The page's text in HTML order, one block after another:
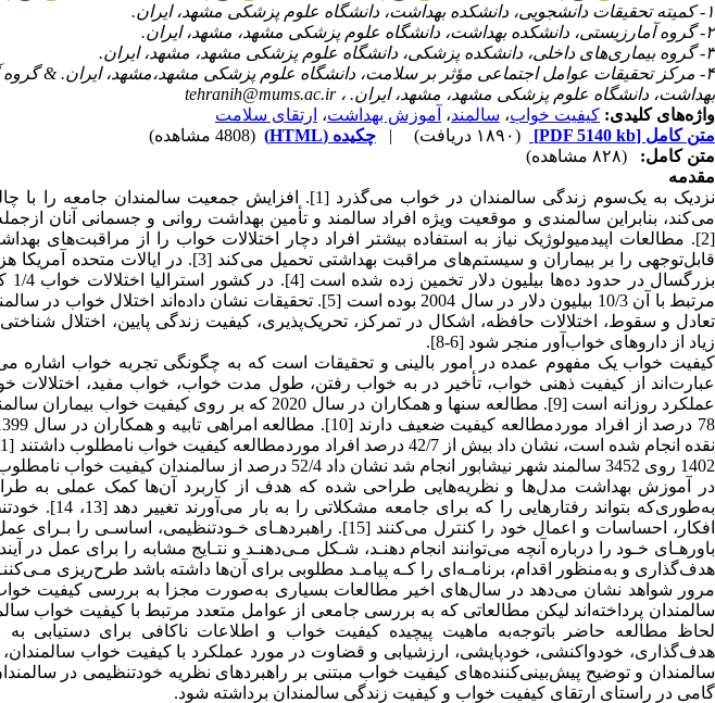
۱- کمیته تحقیقات دانشجویی، دانشکده بهداشت، دانشگاه علوم پزشکی مشهد، ایران.
۲- گروه آمارزیستی، دانشکده بهداشت، دانشگاه علوم پزشکی مشهد، مشهد، ایران.
۳- گروه بیماری‌های داخلی، دانشکده پزشکی، دانشگاه علوم پزشکی مشهد، مشهد، ایران.
۴- مرکز تحقیقات عوامل اجتماعی مؤثر بر سلامت، دانشگاه علوم پزشکی مشهد،مشهد، ایران. &
بهداشت، دانشگاه علوم پزشکی مشهد، مشهد، ایران. ،tehranih@mums.ac.ir
واژه‌های کلیدی: کیفیت خواب، سالمند، آموزش بهداشت، ارتقای سلامت
متن کامل [PDF 5140 kb] (۱۸۹۰ دریافت) | چکیده (HTML)
(4808 مشاهده)
متن کامل:
(۸۲۸ مشاهده)
مقدمه
نزدیک به یک‌سوم زندگی سالمندان در خواب می‌گذرد [1]. افزایش
می‌کند، بنابراین سالمندی و موقعیت ویژه افراد سالمند و تأمین بهداشت روانی و جسمانی آنان
[2]. مطالعات اپیدمیولوژیک نیاز به استفاده بیشتر افراد دچار اختلالات خواب را از مراقبت‌های
قابل‌توجهی را بر بیماران و سیستم‌های مراقبت بهداشتی
مرتبط با آن 10/3 بیلیون دلار در سال 2004 بوده است [5]. تحقیقات
تعادل و سقوط، اختلالات حافظه، اشکال در تمرکز، تحریک‌پذیری، کیفیت زندگی پایین، اختلال
زیاد از داروهای خواب‌آور منجر شود [6-8].
عبارت‌اند از کیفیت ذهنی خواب، تأخیر در به خواب رفتن، طول مدت خواب، خواب مفید، اختلالات
عملکرد روزانه است [9]. مطالعه سنها و همکاران در سال 2020
1402 روی 3452 سالمند شهر نیشابور انجام شد نشان داد 52/4 درصد از سالمندان کیفیت خواب نامطلوب دارند [12].
در آموزش بهداشت مدل‌ها و نظریه‌هایی طراحی شده که هدف از کاربرد آن‌ها کمک عملی به
به‌طوری‌که بتواند
افکار، احساسات و اعمال خود را کنترل می‌کنند [15]. راهبردهـای
باورهـای خـود را درباره آنچه می‌توانند انجام دهنـد، شـکل مـی‌دهنـد و نتـایج مشابه را برای عمل در
هدف‌گذاری و به‌منظور اقدام، برنامـه‌ای را کـه پیامـد مطلوبی برای آن‌ها داشته باشد طرح‌ریزی مـی‌کننـد
مرور شواهد نشان می‌دهد در سال‌های اخیر مطالعات بسیاری به‌صورت مجزا به بررسی کیفیت
سالمندان پرداخته‌اند لیکن مطالعاتی که به بررسی جامعی از عوامل متعدد مرتبط با کیفیت خواب
لحاظ مطالعه حاضر باتوجه‌به ماهیت پیچیده کیفیت خواب و اطلاعات ناکافی برای دستیابی
هدف‌گذاری، خودواکنشی، خودپایشی، ارزشیابی و قضاوت در مورد عملکرد با کیفیت خواب
سالمندان و توضیح پیش‌بینی‌کننده‌های کیفیت خواب مبتنی بر راهبردهای نظریه خودتنظیمی در
گامی در راستای ارتقای کیفیت خواب و کیفیت زندگی سالمندان برداشته شود.